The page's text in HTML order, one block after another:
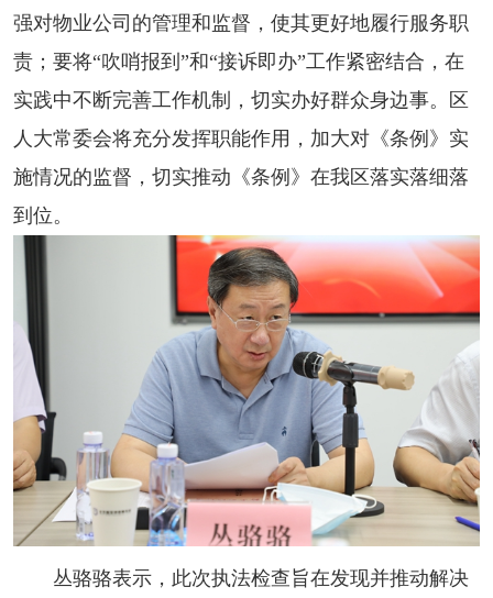
强对物业公司的管理和监督，使其更好地履行服务职
责；要将“吹哨报到”和“接诉即办”工作紧密结合，在
实践中不断完善工作机制，切实办好群众身边事。区
人大常委会将充分发挥职能作用，加大对《条例》实
施情况的监督，切实推动《条例》在我区落实落细落
到位。
丛骆骆表示，此次执法检查旨在发现并推动解决